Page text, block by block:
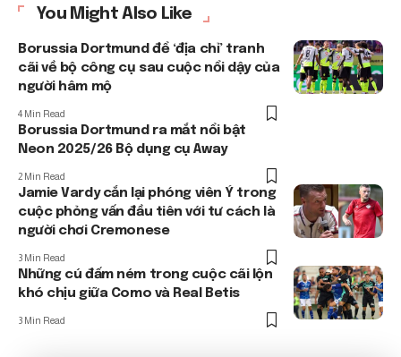
You Might Also Like
Borussia Dortmund để ‘địa chỉ’ tranh
cãi về bộ công cụ sau cuộc nổi dậy của
người hâm mộ
4 Min Read
Borussia Dortmund ra mắt nổi bật
Neon 2025/26 Bộ dụng cụ Away
2 Min Read
Jamie Vardy cắn lại phóng viên Ý trong
cuộc phỏng vấn đầu tiên với tư cách là
người chơi Cremonese
3 Min Read
Những cú đấm ném trong cuộc cãi lộn
khó chịu giữa Como và Real Betis
3 Min Read